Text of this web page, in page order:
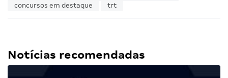
concursos em destaque
trt
Notícias recomendadas